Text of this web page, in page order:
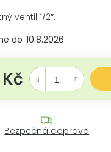
ventil 1/2″.
10.8.2026
Měrná cena:
Bezpečná doprava